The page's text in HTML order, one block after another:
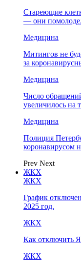
Стареющие
— они
Медицина
Митингов не
за
Медицина
Число
увеличилось на
Медицина
Полиция
коронавирусом
Prev Next
ЖКХ
ЖКХ
График
2025 год.
ЖКХ
Как отключить
ЖКХ